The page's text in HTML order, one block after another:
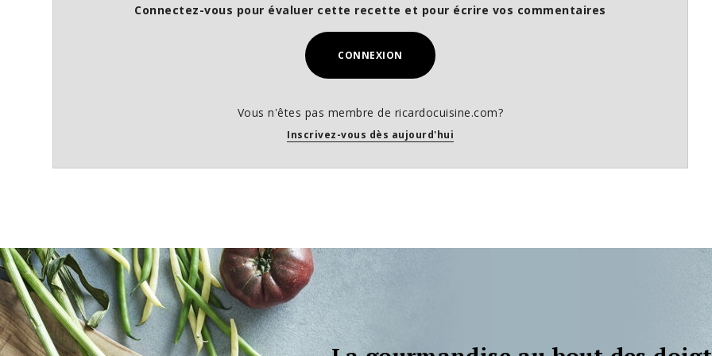
Connectez-vous pour évaluer cette recette et pour écrire vos commentaires
CONNEXION
Vous n'êtes pas membre de ricardocuisine.com?
Inscrivez-vous dès aujourd'hui